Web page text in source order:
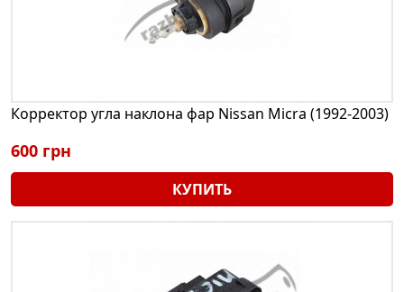
Корректор угла наклона фар Nissan Micra (1992-2003)
600 грн
КУПИТЬ